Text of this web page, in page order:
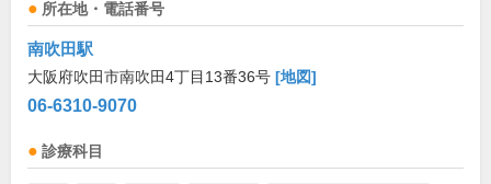
所在地・電話番号
南吹田駅
大阪府吹田市南吹田4丁目13番36号 [地図]
06-6310-9070
診療科目